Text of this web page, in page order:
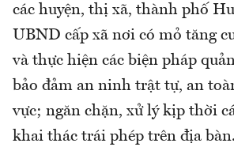
các huyện, thị xã, thành phố
UBND cấp xã nơi có mỏ tăng
và thực hiện các biện pháp
bảo đảm an ninh trật tự, an
vực; ngăn chặn, xử lý kịp thời
khai thác trái phép trên địa bàn.